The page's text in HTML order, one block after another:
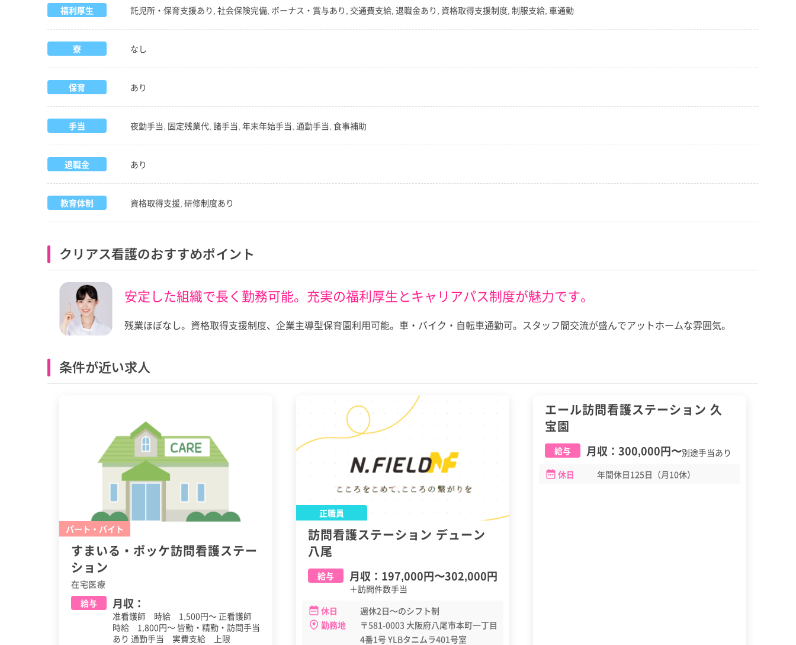
福利厚生 託児所・保育支援あり, 社会保険完備, ボーナス・賞与あり, 交通費支給, 退職金あり, 資格取得支援制度, 制服支給, 車通勤
寮 なし
保育 あり
手当 夜勤手当, 固定残業代, 諸手当, 年末年始手当, 通勤手当, 食事補助
退職金 あり
教育体制 資格取得支援, 研修制度あり
クリアス看護のおすすめポイント
安定した組織で長く勤務可能。充実の福利厚生とキャリアパス制度が魅力です。
残業ほぼなし。資格取得支援制度、企業主導型保育園利用可能。車・バイク・自転車通勤可。スタッフ間交流が盛んでアットホームな雰囲気。
条件が近い求人
パート・バイト
すまいる・ポッケ訪問看護ステー
ション
在宅医療
給与
月収：
准看護師 時給 1,500円～ 正看護師
時給 1,800円～ 皆勤・精勤・訪問手当
あり 通勤手当 実費支給 上限
正職員
訪問看護ステーション デューン
八尾
給与 月収： 197,000円〜302,000円
＋訪問件数手当
休日
週休2日～のシフト制
勤務地
〒581-0003 大阪府八尾市本町一丁目
4番1号 YLBタニムラ401号室
正職員
エール訪問看護ステーション 久
宝園
給与 月収： 300,000円〜別途手当あり
休日
年間休日125日（月10休）